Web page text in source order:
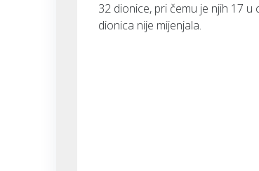
32 dionice, pri čemu je njih 17
dionica nije mijenjala.